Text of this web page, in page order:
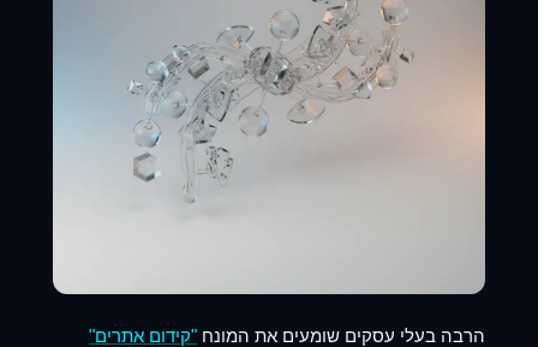
הרבה בעלי עסקים שומעים את המונח "קידום אתרים"